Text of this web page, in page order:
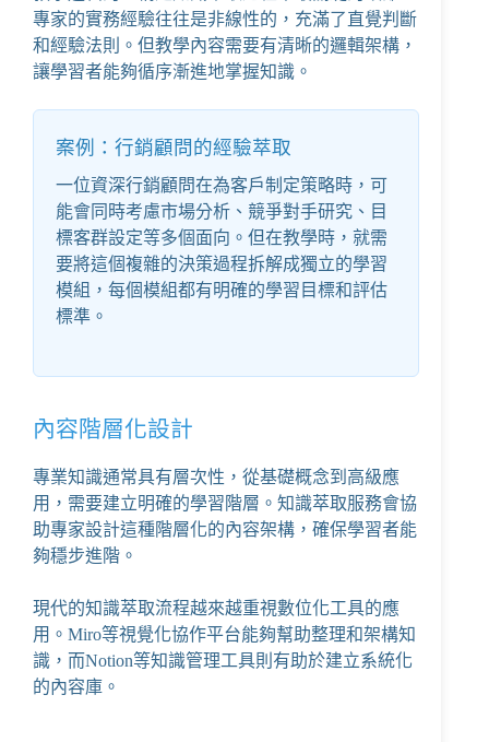
專家的實務經驗往往是非線性的，充滿了直覺判斷
和經驗法則。但教學內容需要有清晰的邏輯架構，
讓學習者能夠循序漸進地掌握知識。
案例：行銷顧問的經驗萃取
一位資深行銷顧問在為客戶制定策略時，可
能會同時考慮市場分析、競爭對手研究、目
標客群設定等多個面向。但在教學時，就需
要將這個複雜的決策過程拆解成獨立的學習
模組，每個模組都有明確的學習目標和評估
標準。
內容階層化設計
專業知識通常具有層次性，從基礎概念到高級應
用，需要建立明確的學習階層。知識萃取服務會協
助專家設計這種階層化的內容架構，確保學習者能
夠穩步進階。
現代的知識萃取流程越來越重視數位化工具的應
用。 Miro等視覺化協作平台能夠幫助整理和架構知
識，而Notion等知識管理工具則有助於建立系統化
的內容庫。